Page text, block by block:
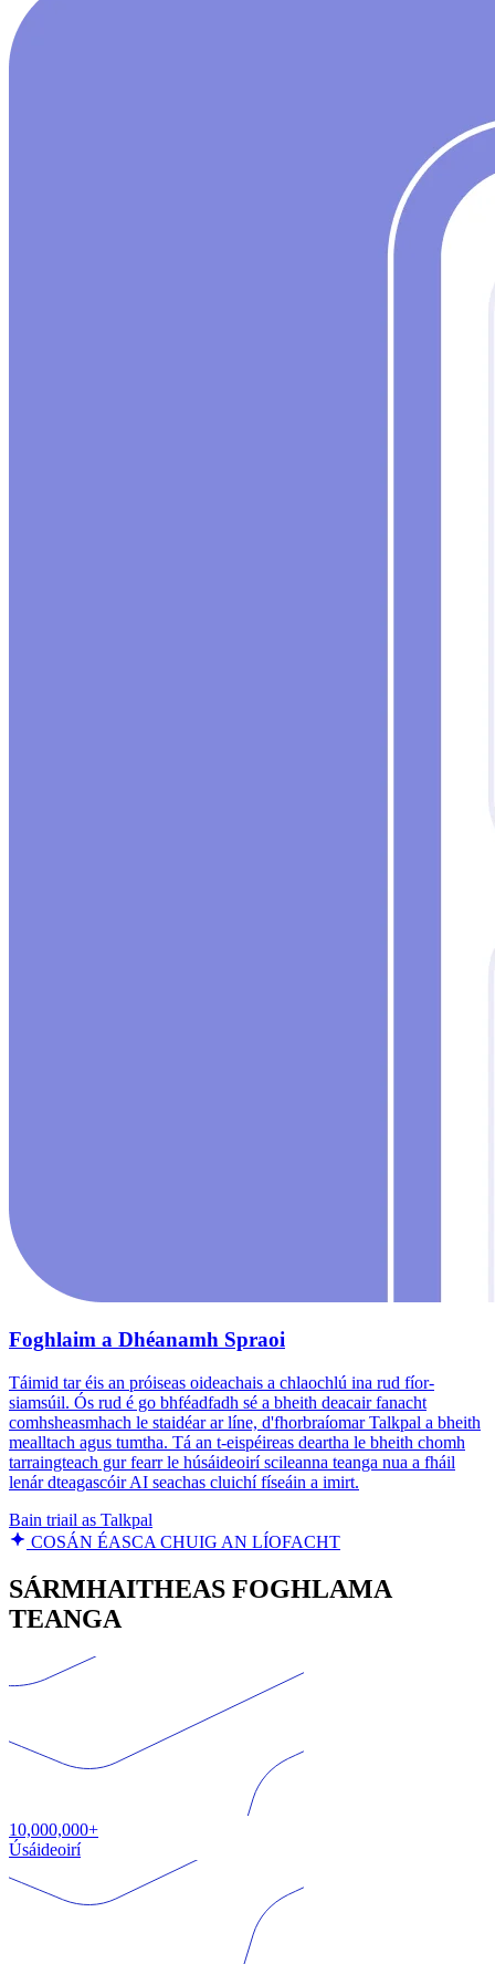
Foghlaim a Dhéanamh Spraoi
Táimid tar éis an próiseas oideachais a chlaochlú ina rud fíor-
siamsúil. Ós rud é go bhféadfadh sé a bheith deacair fanacht
comhsheasmhach le staidéar ar líne, d'fhorbraíomar Talkpal a bheith
mealltach agus tumtha. Tá an t-eispéireas deartha le bheith chomh
tarraingteach gur fearr le húsáideoirí scileanna teanga nua a fháil
lenár dteagascóir AI seachas cluichí físeáin a imirt.
Bain triail as Talkpal
COSÁN ÉASCA CHUIG AN LÍOFACHT
SÁRMHAITHEAS FOGHLAMA
TEANGA
10,000,000+
Úsáideoirí